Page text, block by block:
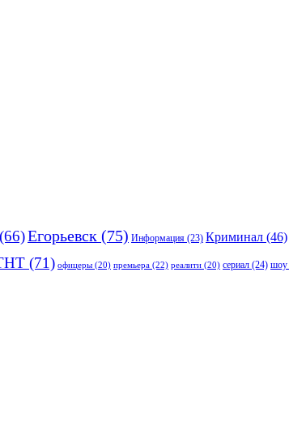
(66)Егорьевск (75) Информация (23) Криминал (46)
(71) офицеры (20) премьера (22) реалити (20) сериал (24) шоу